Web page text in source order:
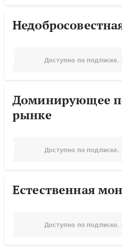
Доступно по подписке.
Доминирующее
рынке
Доступно по подписке.
Естественная
Доступно по подписке.